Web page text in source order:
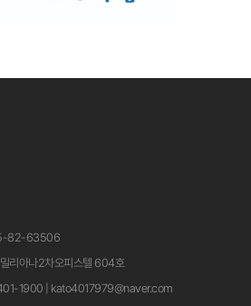
82-63506
리아나2차오피스텔 604호
1900 | kato4017979@naver.com